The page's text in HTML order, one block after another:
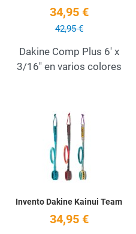
34,95 €
42,95 €
Dakine Comp Plus 6' x
3/16'' en varios colores
Add to Wishlist
Invento Dakine Kainui Team
34,95 €